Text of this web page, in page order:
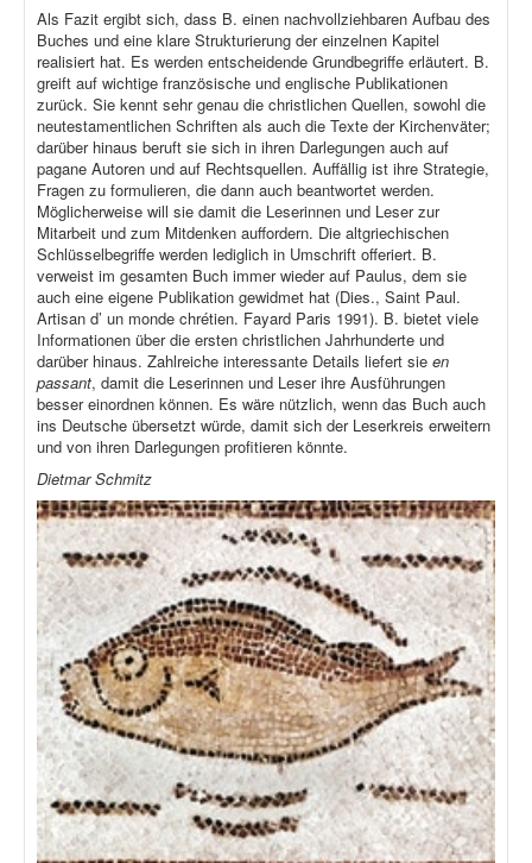
Als Fazit ergibt sich, dass B. einen nachvollziehbaren Aufbau des
Buches und eine klare Strukturierung der einzelnen Kapitel
realisiert hat. Es werden entscheidende Grundbegriffe erläutert. B.
greift auf wichtige französische und englische Publikationen
zurück. Sie kennt sehr genau die christlichen Quellen, sowohl die
neutestamentlichen Schriften als auch die Texte der Kirchenväter;
darüber hinaus beruft sie sich in ihren Darlegungen auch auf
pagane Autoren und auf Rechtsquellen. Auffällig ist ihre Strategie,
Fragen zu formulieren, die dann auch beantwortet werden.
Möglicherweise will sie damit die Leserinnen und Leser zur
Mitarbeit und zum Mitdenken auffordern. Die altgriechischen
Schlüsselbegriffe werden lediglich in Umschrift offeriert. B.
verweist im gesamten Buch immer wieder auf Paulus, dem sie
auch eine eigene Publikation gewidmet hat (Dies., Saint Paul.
Artisan d’ un monde chrétien. Fayard Paris 1991). B. bietet viele
Informationen über die ersten christlichen Jahrhunderte und
darüber hinaus. Zahlreiche interessante Details liefert sie en
passant, damit die Leserinnen und Leser ihre Ausführungen
besser einordnen können. Es wäre nützlich, wenn das Buch auch
ins Deutsche übersetzt würde, damit sich der Leserkreis erweitern
und von ihren Darlegungen profitieren könnte.
Dietmar Schmitz